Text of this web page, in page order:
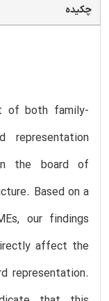
چکیده
of both family-
representation
the board of
Based on a
our findings
affect the
representation.